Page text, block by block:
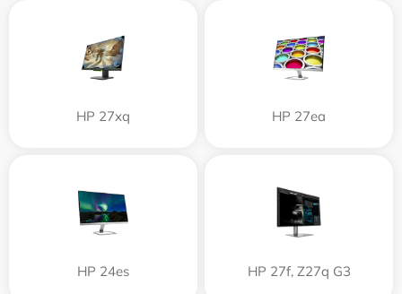
HP 27xq HP 27ea
HP 24es HP 27f, Z27q G3